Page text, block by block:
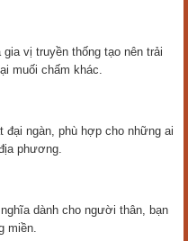
vị truyền thống tạo nên trải
muối chấm khác.
đại ngàn, phù hợp cho những ai
phương.
dành cho người thân, bạn
miền.